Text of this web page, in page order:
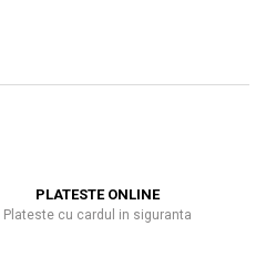
PLATESTE ONLINE
Plateste cu cardul in siguranta